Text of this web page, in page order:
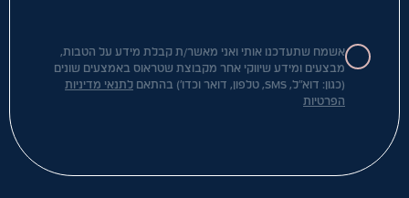
אשמח שתעדכנו אותי ואני מאשר/ת קבלת מידע על הטבות,
מבצעים ומידע שיווקי אחר מקבוצת שטראוס באמצעים שונים
(כגון: דוא"ל, SMS, טלפון, דואר וכדו') בהתאם
לתנאי מדיניות
הפרטיות